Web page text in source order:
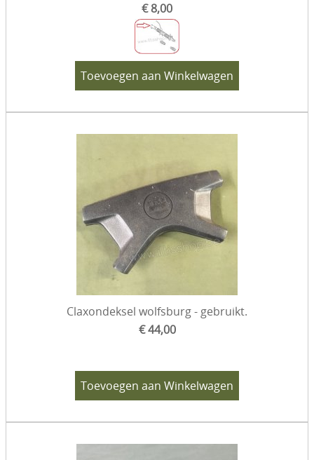
€ 8,00
Toevoegen aan Winkelwagen
Claxondeksel wolfsburg - gebruikt.
€ 44,00
Toevoegen aan Winkelwagen